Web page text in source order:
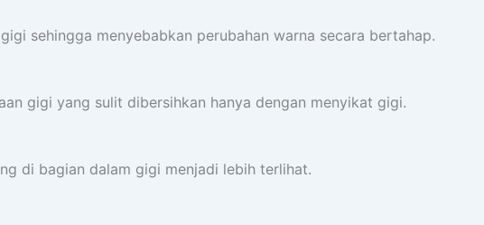
sehingga menyebabkan perubahan warna secara bertahap.
gigi yang sulit dibersihkan hanya dengan menyikat gigi.
di bagian dalam gigi menjadi lebih terlihat.